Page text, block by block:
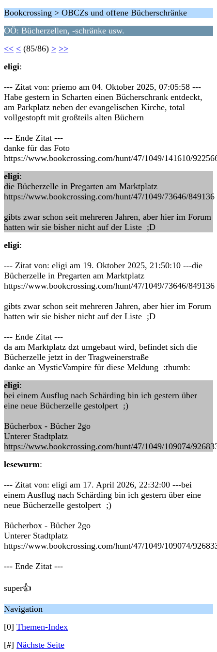
Bookcrossing > OBCZs und offene Bücherschränke
OÖ: Bücherzellen, -schränke usw.
<< < (85/86) > >>
eligi:
--- Zitat von: priemo am 04. Oktober 2025, 07:05:58 ---
Habe gestern in Scharten einen Bücherschrank entdeckt,
am Parkplatz neben der evangelischen Kirche, total
vollgestopft mit großteils alten Büchern
--- Ende Zitat ---
danke für das Foto
https://www.bookcrossing.com/hunt/47/1049/141610/
eligi:
die Bücherzelle in Pregarten am Marktplatz
https://www.bookcrossing.com/hunt/47/1049/73646/849136
gibts zwar schon seit mehreren Jahren, aber hier im Forum
hatten wir sie bisher nicht auf der Liste ;D
eligi:
--- Zitat von: eligi am 19. Oktober 2025, 21:50:10 ---die
Bücherzelle in Pregarten am Marktplatz
https://www.bookcrossing.com/hunt/47/1049/73646/849136
gibts zwar schon seit mehreren Jahren, aber hier im Forum
hatten wir sie bisher nicht auf der Liste ;D
--- Ende Zitat ---
da am Marktplatz dzt umgebaut wird, befindet sich die
Bücherzelle jetzt in der Tragweinerstraße
danke an MysticVampire für diese Meldung :thumb:
eligi:
bei einem Ausflug nach Schärding bin ich gestern über
eine neue Bücherzelle gestolpert ;)
Bücherbox - Bücher 2go
Unterer Stadtplatz
https://www.bookcrossing.com/hunt/47/1049/109074/
lesewurm:
--- Zitat von: eligi am 17. April 2026, 22:32:00 ---bei
einem Ausflug nach Schärding bin ich gestern über eine
neue Bücherzelle gestolpert ;)
Bücherbox - Bücher 2go
Unterer Stadtplatz
https://www.bookcrossing.com/hunt/47/1049/109074/
--- Ende Zitat ---
super👍
Navigation
[0] Themen-Index
[#] Nächste Seite